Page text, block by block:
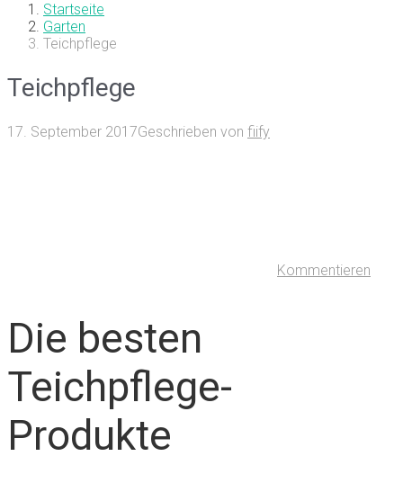
Startseite
Garten
Teichpflege
Teichpflege
17. September 2017Geschrieben von fiify
Kommentieren
Die besten
Teichpflege-
Produkte